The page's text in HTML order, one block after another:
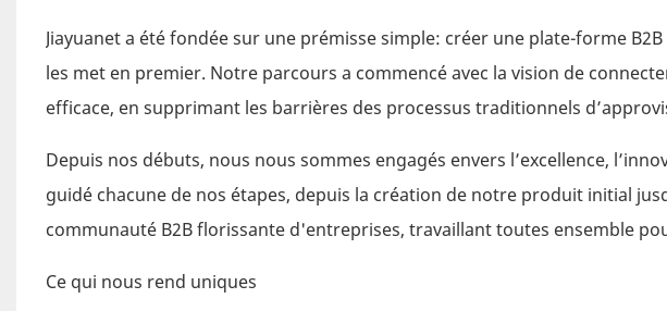
Jiayuanet a été fondée sur une prémisse simple: créer une plate-forme
les met en premier. Notre parcours a commencé avec la vision de
efficace, en supprimant les barrières des processus traditionnels
Depuis nos débuts, nous nous sommes engagés envers l’excellence,
guidé chacune de nos étapes, depuis la création de notre produit initial
communauté B2B florissante d'entreprises, travaillant toutes ensemble
Ce qui nous rend uniques